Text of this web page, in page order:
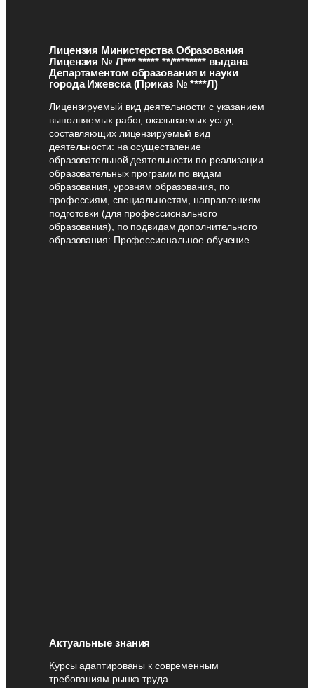
Лицензия Министерства Образования
Лицензия № Л*** ***** **/******** выдана
Департаментом образования и науки
города Ижевска (Приказ № ****Л)
Лицензируемый вид деятельности с указанием
выполняемых работ, оказываемых услуг,
составляющих лицензируемый вид
деятельности: на осуществление
образовательной деятельности по реализации
образовательных программ по видам
образования, уровням образования, по
профессиям, специальностям, направлениям
подготовки (для профессионального
образования), по подвидам дополнительного
образования: Профессиональное обучение.
Актуальные знания
Курсы адаптированы к современным
требованиям рынка труда